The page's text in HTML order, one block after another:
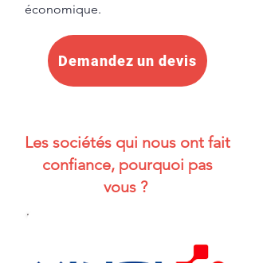
économique.
Demandez un devis
Les sociétés qui nous ont fait
confiance, pourquoi pas
vous ?